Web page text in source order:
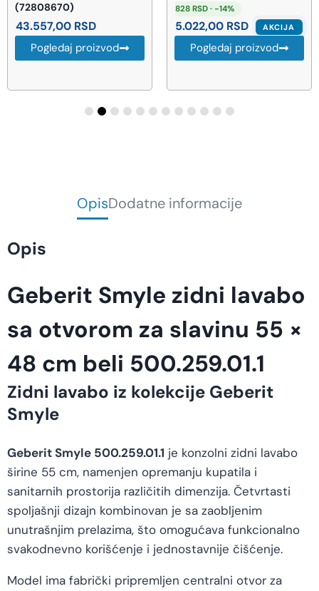
(72808670)
43.557,00 RSD
Pogledaj proizvod
828 RSD · -14%
5.022,00 RSD AKCIJA
Pogledaj proizvod
OpisDodatne informacije
Opis
Geberit Smyle zidni lavabo
sa otvorom za slavinu 55 ×
48 cm beli 500.259.01.1
Zidni lavabo iz kolekcije Geberit
Smyle
Geberit Smyle 500.259.01.1 je konzolni zidni lavabo
širine 55 cm, namenjen opremanju kupatila i
sanitarnih prostorija različitih dimenzija. Četvrtasti
spoljašnji dizajn kombinovan je sa zaobljenim
unutrašnjim prelazima, što omogućava funkcionalno
svakodnevno korišćenje i jednostavnije čišćenje.
Model ima fabrički pripremljen centralni otvor za